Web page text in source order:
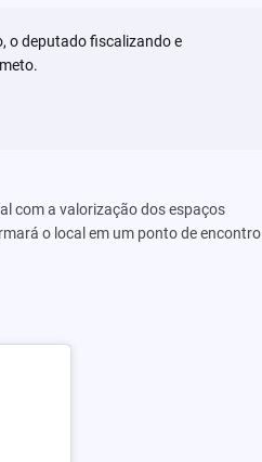
o deputado fiscalizando e
com a valorização dos espaços
o local em um ponto de encontro